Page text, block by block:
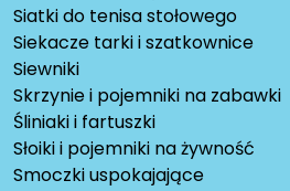
Siatki do tenisa stołowego
Siekacze tarki i szatkownice
Siewniki
Skrzynie i pojemniki na zabawki
Śliniaki i fartuszki
Słoiki i pojemniki na żywność
Smoczki uspokajające